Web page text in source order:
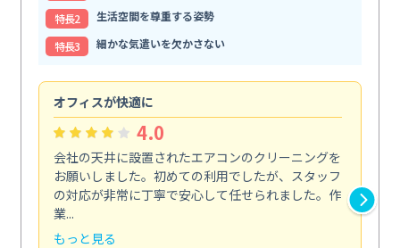
特⻑2
生活空間を尊重する姿勢
特⻑3
細かな気遣いを欠かさない
オフィスが快適に
4.0
会社の天井に設置されたエアコンのクリーニングを
お願いしました。初めての利用でしたが、スタッフ
の対応が非常に丁寧で安心して任せられました。作
業...
もっと見る